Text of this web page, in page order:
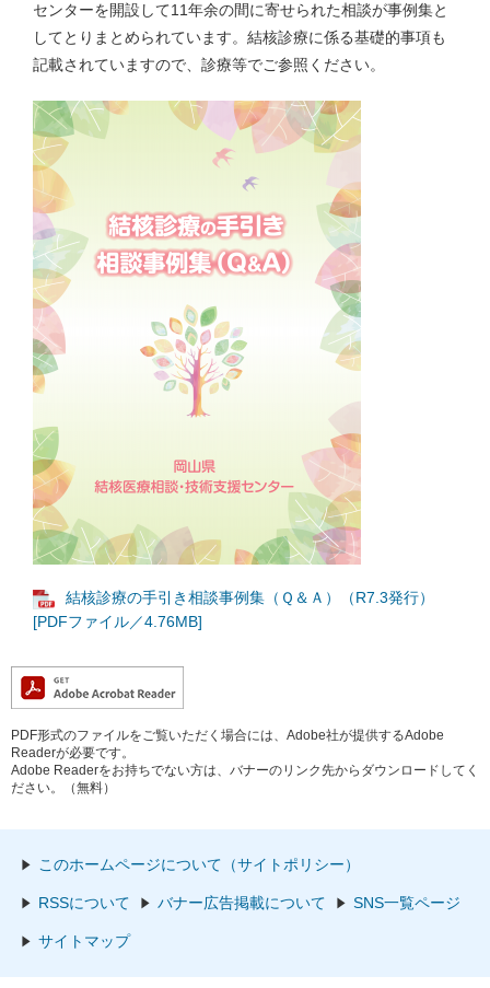
センターを開設して11年余の間に寄せられた相談が事例集と
してとりまとめられています。結核診療に係る基礎的事項も
記載されていますので、診療等でご参照ください。
結核診療の手引き相談事例集（Ｑ＆Ａ）（R7.3発行）
[PDFファイル／4.76MB]
PDF形式のファイルをご覧いただく場合には、Adobe社が提供するAdobe
Readerが必要です。
Adobe Readerをお持ちでない方は、バナーのリンク先からダウンロードしてく
ださい。（無料）
このホームページについて（サイトポリシー）
RSSについて バナー広告掲載について SNS一覧ページ
サイトマップ